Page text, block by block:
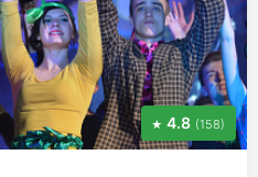
4.8 (158)